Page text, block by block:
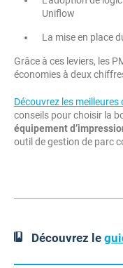
Uniflow
La mise en place
Grâce à ces leviers, les
économies à deux
Découvrez les meilleures
conseils pour choisir la
équipement
outil de gestion de parc
Découvrez le